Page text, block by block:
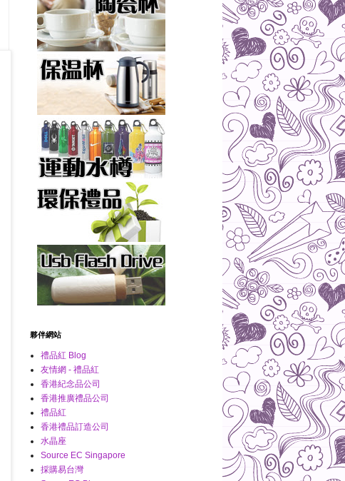
夥伴網站
禮品紅 Blog
友情網 - 禮品紅
香港紀念品公司
香港推廣禮品公司
禮品紅
香港禮品訂造公司
水晶座
Source EC Singapore
採購易台灣